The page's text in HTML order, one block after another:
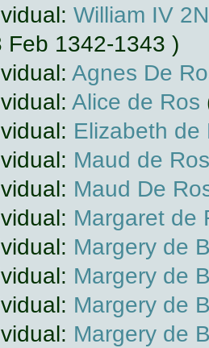
William IV
Feb 1342-1343 )
Agnes De
Alice de Ros
Elizabeth de
Maud de Ros
Maud De
Margaret de
Margery de
Margery de
Margery de
Margery de